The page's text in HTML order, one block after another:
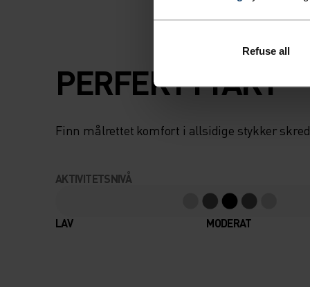
Refuse all
PERFEKT I TAKT
Finn målrettet komfort i allsidige stykker
AKTIVITETSNIVÅ
LAV MODERAT